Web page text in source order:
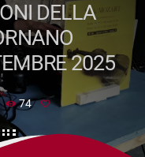
DELLA
2025
74